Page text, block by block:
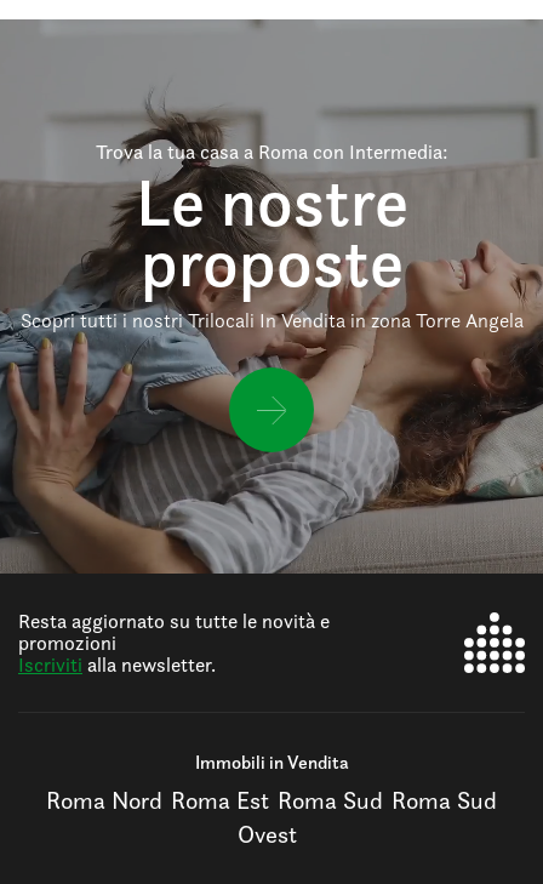
Trova la tua casa a Roma con Intermedia:
Le nostre
proposte
Scopri tutti i nostri Trilocali In Vendita in zona Torre Angela
Resta aggiornato su tutte le novità e
promozioni
Iscriviti alla newsletter.
Immobili in Vendita
Roma Nord Roma Est Roma Sud Roma Sud
Ovest